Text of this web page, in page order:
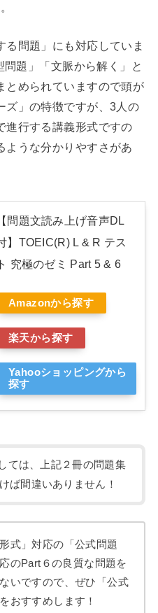
問題」にも対応していま
題」「文脈から解く」と
とめられていますので頭が
ズ」の特徴ですが、3人の
進行する講義形式ですの
ような分かりやすさがあ
【問題文読み上げ音声DL
】TOEIC(R) L & R テス
ト 究極のゼミ Part 5 & 6
Amazonから探す
楽天から探す
Yahooショッピングから
探す
ては、上記２冊の問題集
ば間違いありません！
式」対応の「公式問題
のPart６の良質な問題を
いですので、ぜひ「公式
おすすめします！